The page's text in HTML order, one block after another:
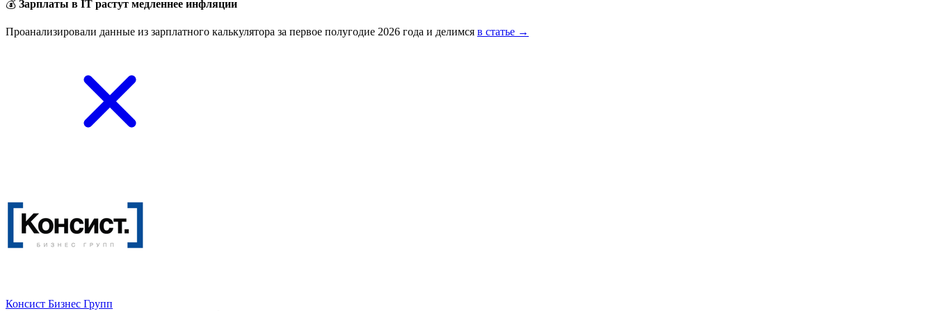
💰 Зарплаты в IT растут медленнее инфляции
Проанализировали данные из зарплатного калькулятора за первое полугодие 2026 года и делимся в статье →
Консист Бизнес Групп